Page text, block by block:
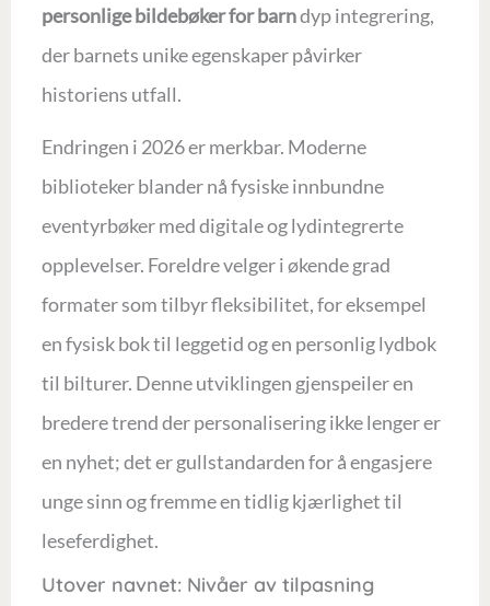
personlige bildebøker for barndyp integrering,
der barnets unike egenskaper påvirker
historiens utfall.
Endringen i 2026 er merkbar. Moderne
biblioteker blander nå fysiske innbundne
eventyrbøker med digitale og lydintegrerte
opplevelser. Foreldre velger i økende grad
formater som tilbyr fleksibilitet, for eksempel
en fysisk bok til leggetid og en personlig lydbok
til bilturer. Denne utviklingen gjenspeiler en
bredere trend der personalisering ikke lenger er
en nyhet; det er gullstandarden for å engasjere
unge sinn og fremme en tidlig kjærlighet til
leseferdighet.
Utover navnet: Nivåer av tilpasning